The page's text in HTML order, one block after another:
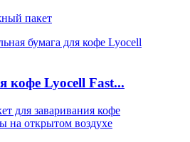
пакет
кофе Lyocell Fast...